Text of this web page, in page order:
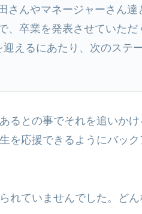
さんやマネージャーさん
、卒業を発表させていた
えるにあたり、次のステ
るとの事でそれを追いかけ
を応援できるようにバッ
れていませんでした。ど